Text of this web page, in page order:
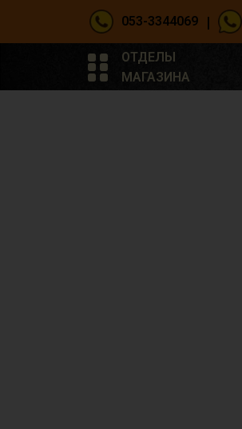
053-3344069 |
ОТДЕЛЫ
МАГАЗИНА